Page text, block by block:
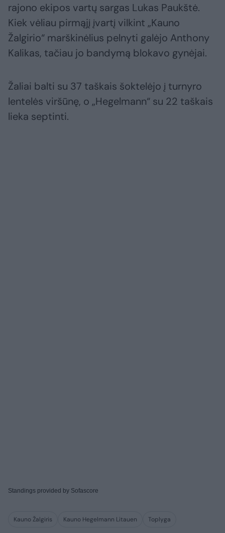
rajono ekipos vartų sargas Lukas Paukštė.
Kiek vėliau pirmąjį įvartį vilkint „Kauno
Žalgirio“ marškinėlius pelnyti galėjo Anthony
Kalikas, tačiau jo bandymą blokavo gynėjai.
Žaliai balti su 37 taškais šoktelėjo į turnyro
lentelės viršūnę, o „Hegelmann“ su 22 taškais
lieka septinti.
Standings provided by Sofascore
Kauno Žalgiris Kauno Hegelmann Litauen Toplyga